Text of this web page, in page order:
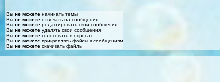
Вы не можете начинать темы
Вы не можете отвечать на сообщения
Вы не можете редактировать свои сообщения
Вы не можете удалять свои сообщения
Вы не можете голосовать в опросах
Вы не можете прикреплять файлы к сообщениям
Вы не можете скачивать файлы